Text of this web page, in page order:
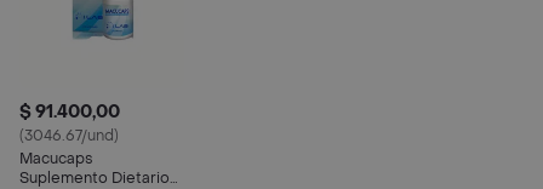
$ 91.400,00
(3046.67/und)
Macucaps
Suplemento Dietario